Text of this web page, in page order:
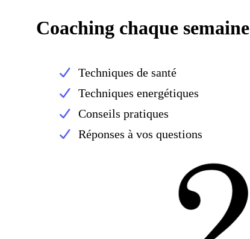
Coaching chaque semaine
Techniques de santé
Techniques energétiques
Conseils pratiques
Réponses à vos questions